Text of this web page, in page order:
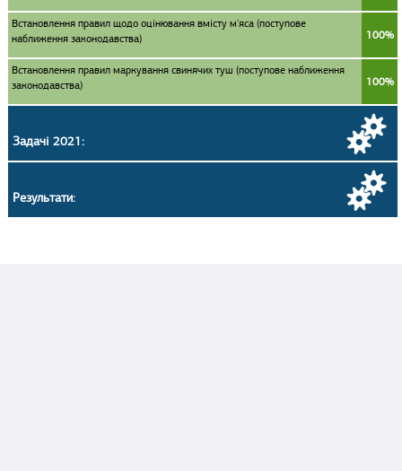
Встановлення правил щодо оцінювання вмісту м'яса (поступове
наближення законодавства)
100%
Встановлення правил маркування свинячих туш (поступове наближення
законодавства)
100%
Задачі 2021:
Результати: